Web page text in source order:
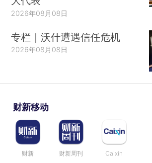
2026年08月08日
专栏｜沃什遭遇信任危机
2026年08月08日
财新移动
财新 财新周刊 Caixin